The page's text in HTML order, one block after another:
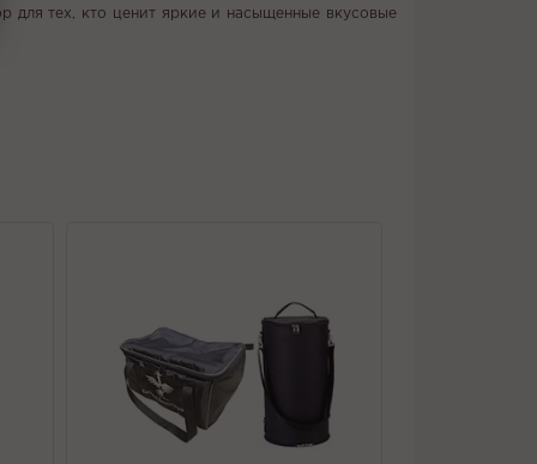
для тех, кто ценит яркие и насыщенные вкусовые